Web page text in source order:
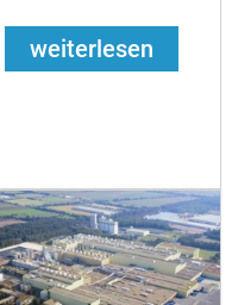
weiterlesen